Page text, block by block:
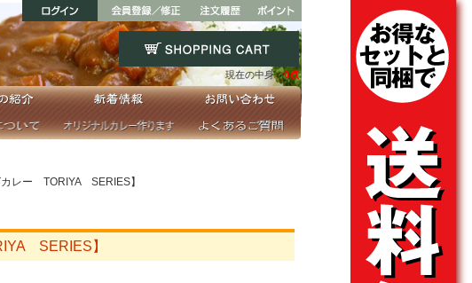
現在の中身：0点
カレー TORIYA SERIES】
SERIES】